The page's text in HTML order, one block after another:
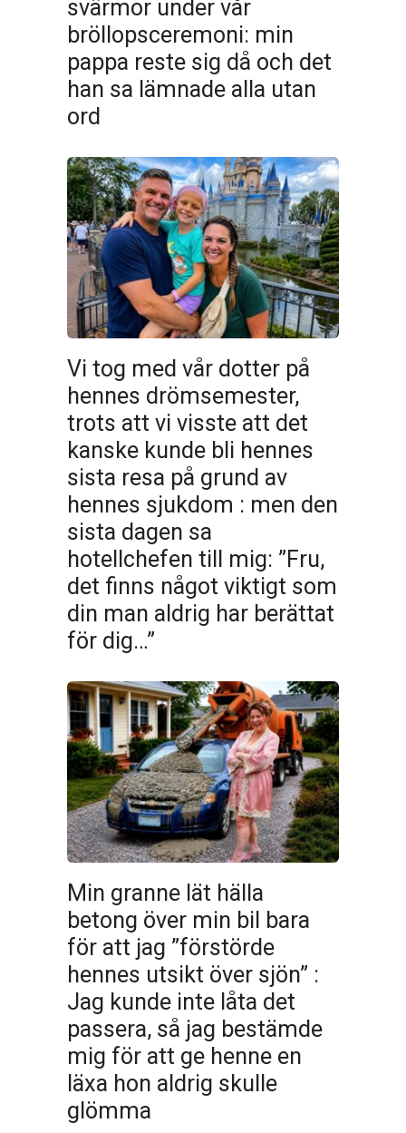
svärmor under vår
bröllopsceremoni: min
pappa reste sig då och det
han sa lämnade alla utan
ord
Vi tog med vår dotter på
hennes drömsemester,
trots att vi visste att det
kanske kunde bli hennes
sista resa på grund av
hennes sjukdom : men den
sista dagen sa
hotellchefen till mig: ”Fru,
det finns något viktigt som
din man aldrig har berättat
för dig…”
Min granne lät hälla
betong över min bil bara
för att jag ”förstörde
hennes utsikt över sjön” :
Jag kunde inte låta det
passera, så jag bestämde
mig för att ge henne en
läxa hon aldrig skulle
glömma